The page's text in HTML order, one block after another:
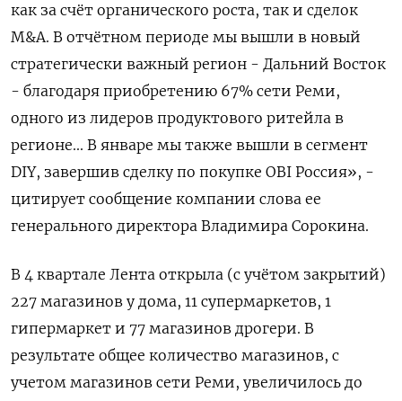
как за счёт ‍органического роста, так и сделок
M&A. В отчётном периоде мы ‌вышли в новый
стратегически важный регион - Дальний Восток
- благодаря приобретению 67% ​сети Реми,
одного из лидеров продуктового ритейла в
регионе... В январе мы также вышли в сегмент
DIY, завершив сделку по покупке OBI ⁠Россия», -
цитирует сообщение компании слова ее
‍генерального директора Владимира Сорокина.
В 4 квартале Лента открыла (с учётом закрытий)
227 магазинов ‌у дома, 11 супермаркетов, 1
гипермаркет и 77 магазинов дрогери. В
результате общее количество магазинов, с
учетом магазинов сети Реми, увеличилось до